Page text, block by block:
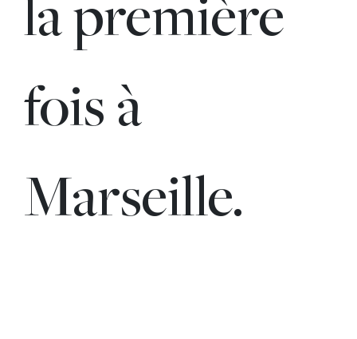
fois à
Marseille.